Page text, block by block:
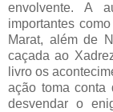
envolvente. A
importantes
Marat, além de
caçada ao
livro os
ação toma conta
desvendar o